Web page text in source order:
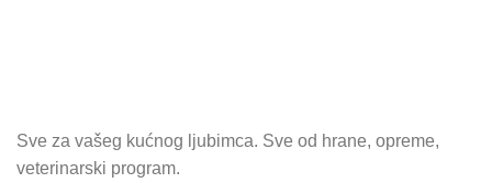
Sve za vašeg kućnog ljubimca. Sve od hrane, opreme,
veterinarski program.